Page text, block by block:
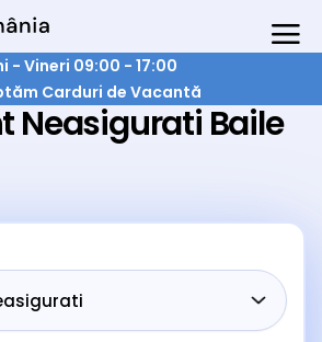
- Vineri 09:00 - 17:00
Carduri de Vacantă
Neasigurati Baile